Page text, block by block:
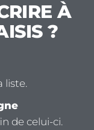
À
?
liste.
de celui-ci.